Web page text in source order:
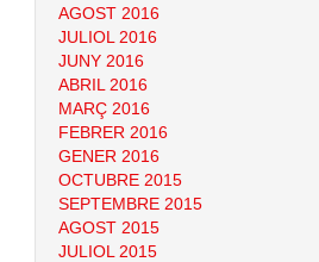
AGOST 2016
JULIOL 2016
JUNY 2016
ABRIL 2016
MARÇ 2016
FEBRER 2016
GENER 2016
OCTUBRE 2015
SEPTEMBRE 2015
AGOST 2015
JULIOL 2015